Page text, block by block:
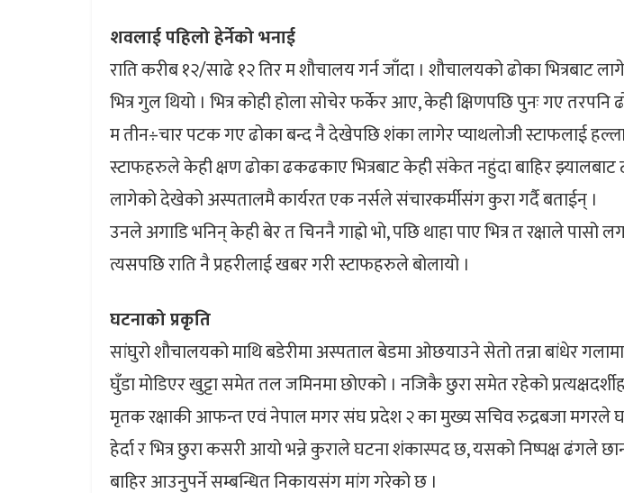
शवलाई पहिलो हेर्नेको भनाई
राति करीब १२/साढे १२ तिर म शौचालय गर्न जाँदा । शौचालयको ढोका भित्रबाट
भित्र गुल थियो । भित्र कोही होला सोचेर फर्केर आए, केही क्षिणपछि पुनः गए तरपनि
म तीन÷चार पटक गए ढोका बन्द नै देखेपछि शंका लागेर प्याथलोजी स्टाफलाई
स्टाफहरुले केही क्षण ढोका ढकढकाए भित्रबाट केही संकेत नहुंदा बाहिर झ्यालबाट
लागेको देखेको अस्पतालमै कार्यरत एक नर्सले संचारकर्मीसंग कुरा गर्दै बताईन् ।
उनले अगाडि भनिन् केही बेर त चिननै गाह्रो भो, पछि थाहा पाए भित्र त रक्षाले पासो
त्यसपछि राति नै प्रहरीलाई खबर गरी स्टाफहरुले बोलायो ।
घटनाको प्रकृति
सांघुरो शौचालयको माथि बडेरीमा अस्पताल बेडमा ओछयाउने सेतो तन्ना बांधेर
घुँडा मोडिएर खुट्टा समेत तल जमिनमा छोएको । नजिकै छुरा समेत रहेको
मृतक रक्षाकी आफन्त एवं नेपाल मगर संघ प्रदेश २ का मुख्य सचिव रुद्रबजा मगरले
हेर्दा र भित्र छुरा कसरी आयो भन्ने कुराले घटना शंकास्पद छ, यसको निष्पक्ष ढंगले
बाहिर आउनुपर्ने सम्बन्धित निकायसंग मांग गरेको छ ।